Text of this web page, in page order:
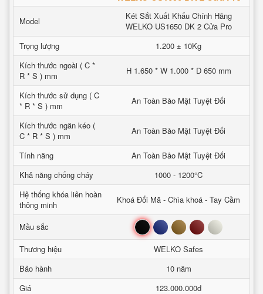
Model
Két Sắt Xuất Khẩu Chính Hãng
WELKO US1650 DK 2 Cửa Pro
Trọng lượng
1.200 ± 10Kg
Kích thước ngoài ( C *
R * S ) mm
H 1.650 * W 1.000 * D 650 mm
Kích thước sử dụng ( C
* R * S ) mm
An Toàn Bảo Mật Tuyệt Đối
Kích thước ngăn kéo (
C * R * S ) mm
An Toàn Bảo Mật Tuyệt Đối
Tính năng
An Toàn Bảo Mật Tuyệt Đối
Khả năng chống cháy
1000 - 1200°C
Hệ thống khóa liên hoàn
thông minh
Khoá Đổi Mã - Chìa khoá - Tay Cầm
Mầu sắc Đen Xanh Nâu Đỏ Trắng
Thương hiệu
WELKO Safes
Bảo hành
10 năm
Giá
123.000.000đ